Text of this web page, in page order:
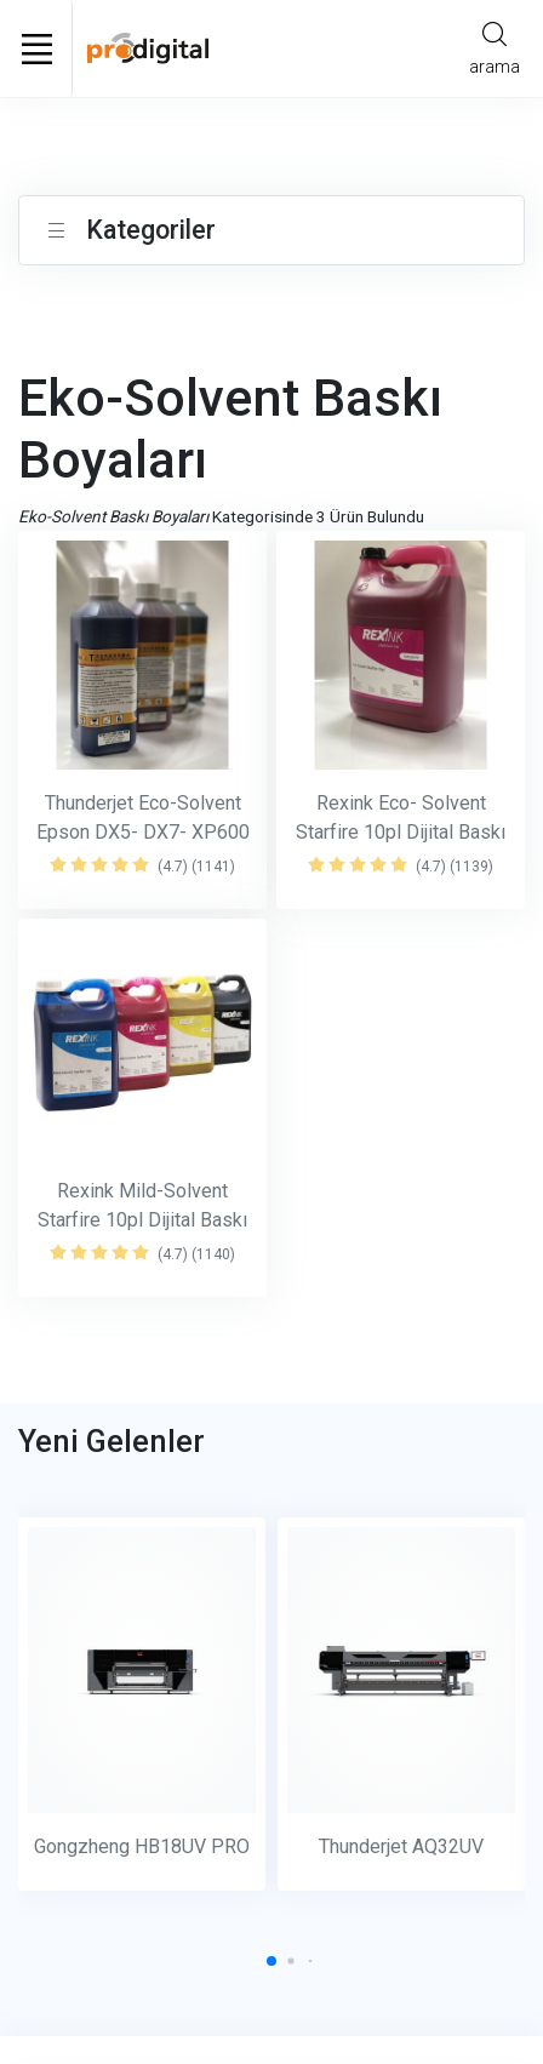
arama
Kategoriler
Eko-Solvent Baskı
Boyaları
Eko-Solvent Baskı BoyalarıKategorisinde 3 Ürün Bulundu
Thunderjet Eco-Solvent
Epson DX5- DX7- XP600
Dijital Baskı Boyası
(4.7) (1141)
Rexink Eco- Solvent
Starfire 10pl Dijital Baskı
Boyası(Rexink Eco- Solvent)
(4.7) (1139)
Rexink Mild-Solvent
Starfire 10pl Dijital Baskı
Boyası(Rexink Mild-Solvent)
(4.7) (1140)
Yeni Gelenler
Gongzheng HB18UV PRO Thunderjet AQ32UV